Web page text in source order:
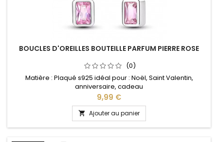
BOUCLES D'OREILLES BOUTEILLE PARFUM PIERRE ROSE
(0)
Matière : Plaqué s925 idéal pour : Noël, Saint Valentin,
anniversaire, cadeau
Prix
9,99 €
 Ajouter au panier